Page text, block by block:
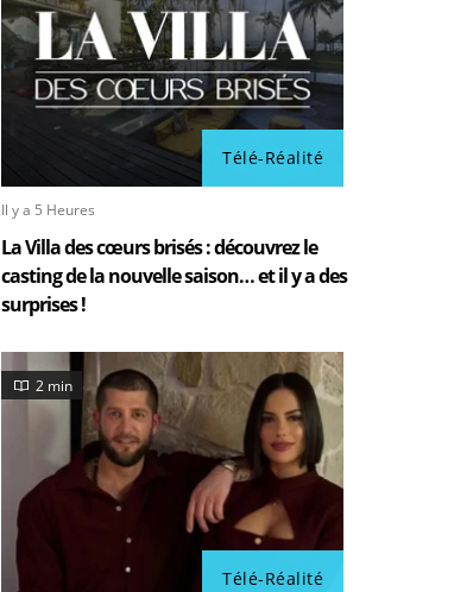
Télé-Réalité
Il y a 5 Heures
La Villa des cœurs brisés : découvrez le
casting de la nouvelle saison… et il y a des
surprises !
Télé-Réalité
2 min